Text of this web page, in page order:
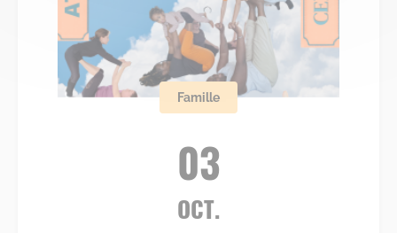
Famille
03
OCT.